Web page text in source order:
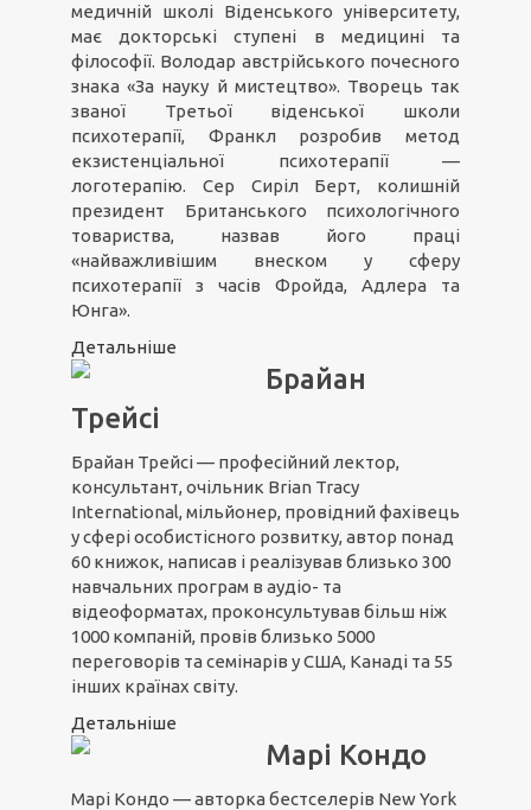
медичній школі Віденського університету,
має докторські ступені в медицині та
філософії. Володар австрійського почесного
знака «За науку й мистецтво». Творець так
званої Третьої віденської школи
психотерапії, Франкл розробив метод
екзистенціальної психотерапії —
логотерапію. Сер Сиріл Берт, колишній
президент Британського психологічного
товариства, назвав його праці
«найважливішим внеском у сферу
психотерапії з часів Фройда, Адлера та
Юнга».
Детальніше
Брайан
Трейсі
Брайан Трейсі — професійний лектор,
консультант, очільник Brian Tracy
International, мільйонер, провідний фахівець
у сфері особистісного розвитку, автор понад
60 книжок, написав і реалізував близько 300
навчальних програм в аудіо- та
відеоформатах, проконсультував більш ніж
1000 компаній, провів близько 5000
переговорів та семінарів у США, Канаді та 55
інших країнах світу.
Детальніше
Марі Кондо
Марі Кондо — авторка бестселерів New York